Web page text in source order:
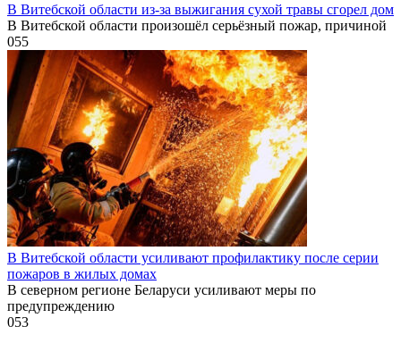
В Витебской области из-за выжигания сухой травы сгорел дом
В Витебской области произошёл серьёзный пожар, причиной
055
В Витебской области усиливают профилактику после серии
пожаров в жилых домах
В северном регионе Беларуси усиливают меры по
предупреждению
053